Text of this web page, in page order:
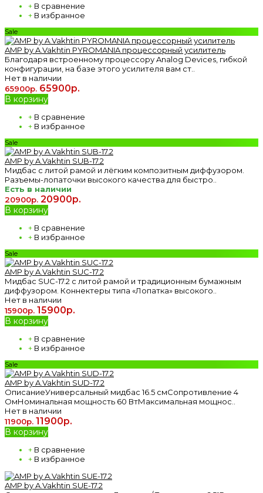
+ В сравнение
+ В избранное
Sale
AMP by A.Vakhtin PYROMANIA процессорный усилитель
Благодаря встроенному процессору Analog Devices, гибкой
конфигурации, на базе этого усилителя вам ст..
Нет в наличии
65900р. 65900р.
В корзину
+ В сравнение
+ В избранное
Sale
AMP by A.Vakhtin SUB-17.2
Мидбас с литой рамой и лёгким композитным диффузором.
Разъемы-лопаточки высокого качества для быстро..
Есть в наличии
20900р. 20900р.
В корзину
+ В сравнение
+ В избранное
Sale
AMP by A.Vakhtin SUC-17.2
Мидбас SUC-17.2 с литой рамой и традиционным бумажным
диффузором. Коннектеры типа «Лопатка» высокого..
Нет в наличии
15900р. 15900р.
В корзину
+ В сравнение
+ В избранное
Sale
AMP by A.Vakhtin SUD-17.2
ОписаниеУниверсальный мидбас 16.5 смСопротивление 4
ОмНоминальная мощность 60 ВтМаксимальная мощнос..
Нет в наличии
11900р. 11900р.
В корзину
+ В сравнение
+ В избранное
AMP by A.Vakhtin SUE-17.2